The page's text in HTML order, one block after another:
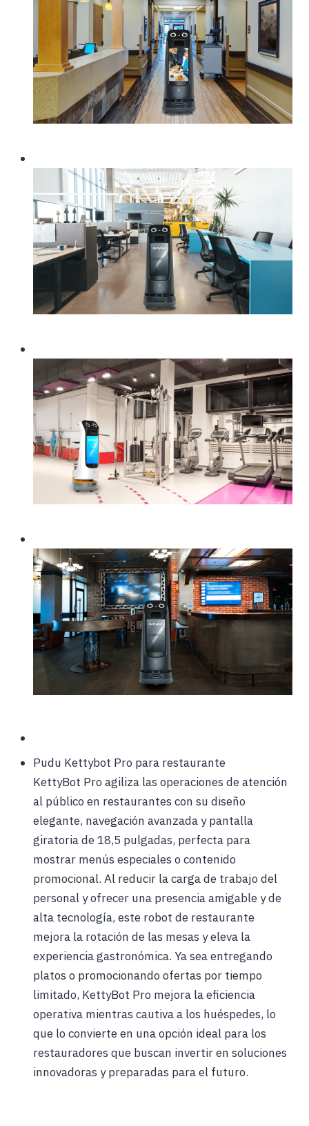
Pudu Kettybot Pro para restaurante
KettyBot Pro agiliza las operaciones de atención
al público en restaurantes con su diseño
elegante, navegación avanzada y pantalla
giratoria de 18,5 pulgadas, perfecta para
mostrar menús especiales o contenido
promocional. Al reducir la carga de trabajo del
personal y ofrecer una presencia amigable y de
alta tecnología, este robot de restaurante
mejora la rotación de las mesas y eleva la
experiencia gastronómica. Ya sea entregando
platos o promocionando ofertas por tiempo
limitado, KettyBot Pro mejora la eficiencia
operativa mientras cautiva a los huéspedes, lo
que lo convierte en una opción ideal para los
restauradores que buscan invertir en soluciones
innovadoras y preparadas para el futuro.